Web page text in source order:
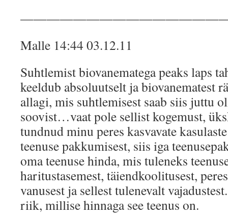
Malle 14:44 03.12.11
Suhtlemist biovanematega peaks laps
keeldub absoluutselt ja biovanematest
allagi, mis suhtlemisest saab siis juttu
soovist…vaat pole sellist kogemust,
tundnud minu peres kasvavate
teenuse pakkumisest, siis iga
oma teenuse hinda, mis tuleneks
haritustasemest, täiendkoolitusest,
vanusest ja sellest tulenevalt
riik, millise hinnaga see teenus on.